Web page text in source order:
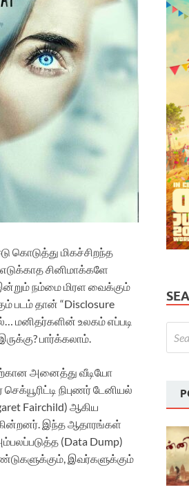
மிகச்சிறந்த
சினிமாக்களே
நம்மை மிரள வைக்கும்
படம் தான் “Disclosure
மனிதர்களின் உலகம் எப்படி
பார்க்கலாம்.
அனைத்து வீடியோ
நிபுணர் டேனியல்
Fairchild) ஆகிய
இந்த ஆதாரங்கள்
(Data Dump)
இவர்களுக்கும்